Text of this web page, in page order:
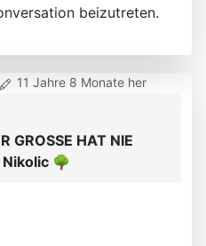
beizutreten.
11 Jahre 8 Monate her
GROSSE HAT NIE
Nikolic 🌳